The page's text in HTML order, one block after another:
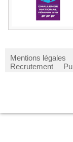
Mentions légales
Recrutement